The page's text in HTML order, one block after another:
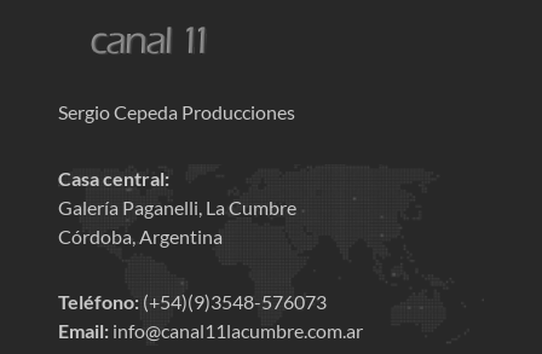
Sergio Cepeda Producciones
Casa central:
Galería Paganelli, La Cumbre
Córdoba, Argentina
Teléfono: (+54)(9)3548-576073
Email: info@canal11lacumbre.com.ar